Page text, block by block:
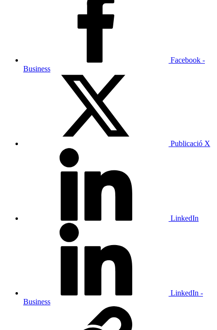
Facebook -
Business
Publicació X
LinkedIn
LinkedIn -
Business